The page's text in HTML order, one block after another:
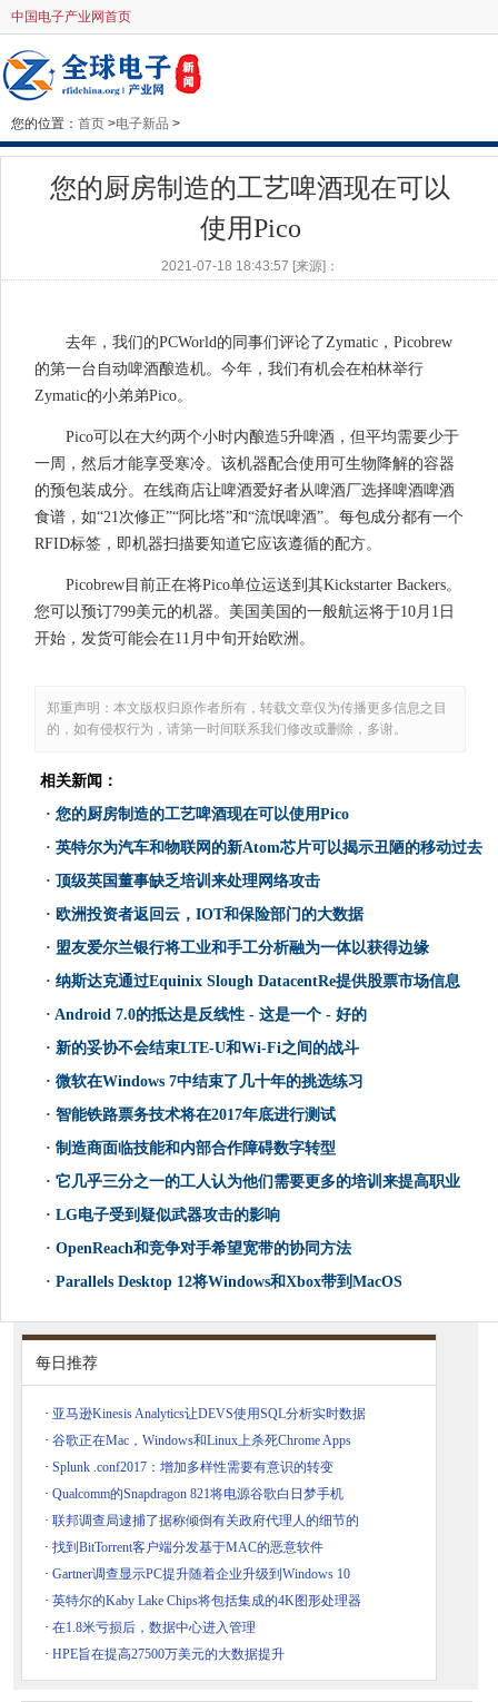
中国电子产业网首页
您的位置： 首页 >电子新品 >
您的厨房制造的工艺啤酒现在可以
使用Pico
2021-07-18 18:43:57 [来源]：
去年，我们的PCWorld的同事们评论了Zymatic，Picobrew
的第一台自动啤酒酿造机。今年，我们有机会在柏林举行
Zymatic的小弟弟Pico。
Pico可以在大约两个小时内酿造5升啤酒，但平均需要少于
一周，然后才能享受寒冷。该机器配合使用可生物降解的容器
的预包装成分。在线商店让啤酒爱好者从啤酒厂选择啤酒啤酒
食谱，如“21次修正”“阿比塔”和“流氓啤酒”。每包成分都有一个
RFID标签，即机器扫描要知道它应该遵循的配方。
Picobrew目前正在将Pico单位运送到其Kickstarter Backers。
您可以预订799美元的机器。美国美国的一般航运将于10月1日
开始，发货可能会在11月中旬开始欧洲。
郑重声明：本文版权归原作者所有，转载文章仅为传播更多信息之目
的，如有侵权行为，请第一时间联系我们修改或删除，多谢。
相关新闻：
· 您的厨房制造的工艺啤酒现在可以使用Pico
· 英特尔为汽车和物联网的新Atom芯片可以揭示丑陋的移动过去
· 顶级英国董事缺乏培训来处理网络攻击
· 欧洲投资者返回云，I​​OT和保险部门的大数据
· 盟友爱尔兰银行将工业和手工分析融为一体以获得边缘
· 纳斯达克通过Equinix Slough DatacentRe提供股票市场信息
· Android 7.0的抵达是反线性 - 这是一个 - 好的
· 新的妥协不会结束LTE-U和Wi-Fi之间的战斗
· 微软在Windows 7中结束了几十年的挑选练习
· 智能铁路票务技术将在2017年底进行测试
· 制造商面临技能和内部合作障碍数字转型
· 它几乎三分之一的工人认为他们需要更多的培训来提高职业
· LG电子受到疑似武器攻击的影响
· OpenReach和竞争对手希望宽带的协同方法
· Parallels Desktop 12将Windows和Xbox带到MacOS
每日推荐
· 亚马逊Kinesis Analytics让DEVS使用SQL分析实时数据
· 谷歌正在Mac，Windows和Linux上杀死Chrome Apps
· Splunk .conf2017：增加多样性需要有意识的转变
· Qualcomm的Snapdragon 821将电源谷歌白日梦手机
· 联邦调查局逮捕了据称倾倒有关政府代理人的细节的
· 找到BitTorrent客户端分发基于MAC的恶意软件
· Gartner调查显示PC提升随着企业升级到Windows 10
· 英特尔的Kaby Lake Chips将包括集成的4K图形处理器
· 在1.8米亏损后，数据中心进入管理
· HPE旨在提高27500万美元的大数据提升